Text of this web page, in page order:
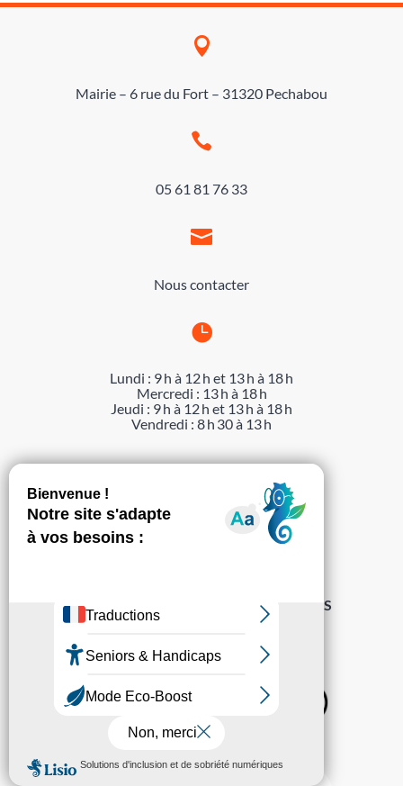

Mairie – 6 rue du Fort – 31320 Pechabou

05 61 81 76 33

Nous contacter

Lundi : 9 h à 12 h et 13 h à 18 h
Mercredi : 13 h à 18 h
Jeudi : 9 h à 12 h et 13 h à 18 h
Vendredi : 8 h 30 à 13 h
S’abonner à la Gazette ›
Sur les réseaux
DÉMARCHES
POLITIQUE DE GESTION DES COOKIES